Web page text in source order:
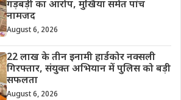
गड़बड़ी का आरोप, मुखिया समेत पांच
नामजद
August 6, 2026
22 लाख के तीन इनामी हार्डकोर नक्सली
गिरफ्तार, संयुक्त अभियान में पुलिस को बड़ी
सफलता
August 6, 2026